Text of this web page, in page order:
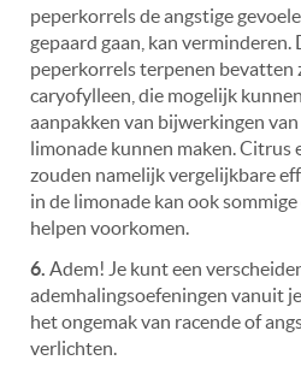
peperkorrels de angstige
gepaard gaan, kan
peperkorrels terpenen bevatten
caryofylleen, die mogelijk
aanpakken van bijwerkingen van
limonade kunnen maken. Citrus
zouden namelijk vergelijkbare
in de limonade kan ook
helpen voorkomen.
6. Adem! Je kunt een
ademhalingsoefeningen vanuit
het ongemak van racende of
verlichten.